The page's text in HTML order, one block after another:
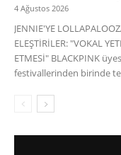
4 Ağustos 2026
JENNIE'YE
ELEŞTİRİLER: "VOKAL
ETMESİ" BLACKPINK
festivallerinden birinde